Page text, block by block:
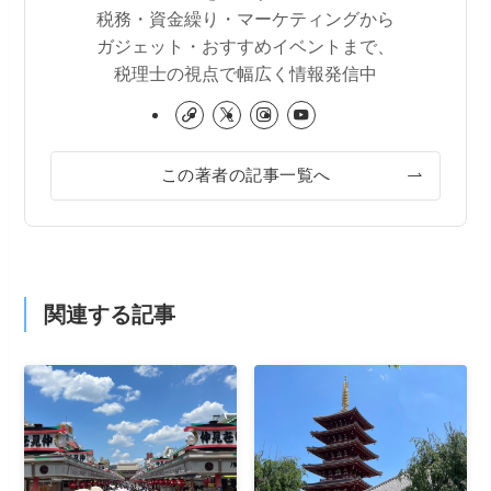
税務・資金繰り・マーケティングから
ガジェット・おすすめイベントまで、
税理士の視点で幅広く情報発信中
この著者の記事一覧へ
関連する記事